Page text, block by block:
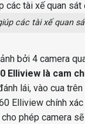
các tài xế quan
bởi 4 camera
Elliview là cam
lái, vào cua trên
Elliview chính
phép camera